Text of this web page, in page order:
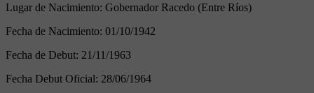
Lugar de Nacimiento: Gobernador Racedo (Entre Ríos)
Fecha de Nacimiento: 01/10/1942
Fecha de Debut: 21/11/1963
Fecha Debut Oficial: 28/06/1964